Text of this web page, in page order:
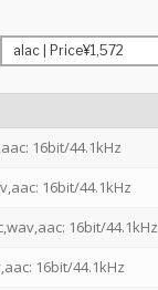
16bit/44.1kHz
16bit/44.1kHz
16bit/44.1kHz
16bit/44.1kHz